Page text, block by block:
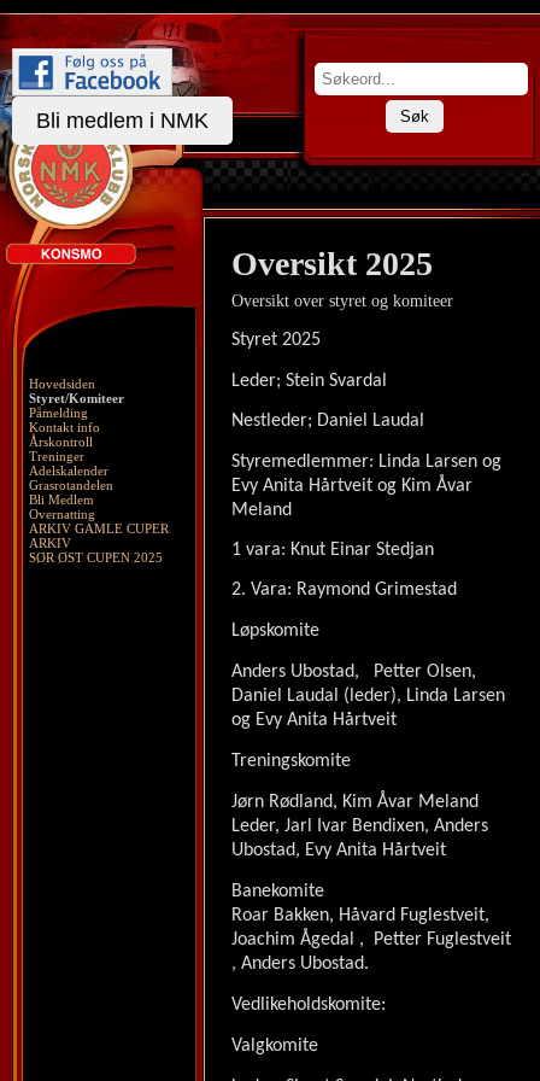
Bli medlem i NMK Søk
Hovedsiden
Styret/Komiteer
Påmelding
Kontakt info
Årskontroll
Treninger
Adelskalender
Grasrotandelen
Bli Medlem
Overnatting
ARKIV GAMLE CUPER
ARKIV
SØR ØST CUPEN 2025
Oversikt 2025
Oversikt over styret og komiteer
Styret 2025
Leder; Stein Svardal
Nestleder; Daniel Laudal
Styremedlemmer: Linda Larsen og
Evy Anita Hårtveit og Kim Åvar
Meland
1 vara: Knut Einar Stedjan
2. Vara: Raymond Grimestad
Løpskomite
Anders Ubostad, Petter Olsen,
Daniel Laudal (leder), Linda Larsen
og Evy Anita Hårtveit
Treningskomite
Jørn Rødland, Kim Åvar Meland
Leder, Jarl Ivar Bendixen, Anders
Ubostad, Evy Anita Hårtveit
Banekomite
Roar Bakken, Håvard Fuglestveit,
Joachim Ågedal , Petter Fuglestveit
, Anders Ubostad.
Vedlikeholdskomite:
Valgkomite